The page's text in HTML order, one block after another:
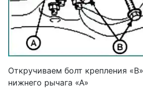
Откручиваем болт крепления
нижнего рычага «А»